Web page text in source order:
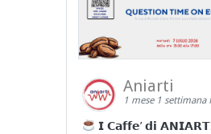
Aniarti
1 mese 1 settimana
𝗜 𝗖𝗮𝗳𝗳𝗲’ 𝗱𝗶